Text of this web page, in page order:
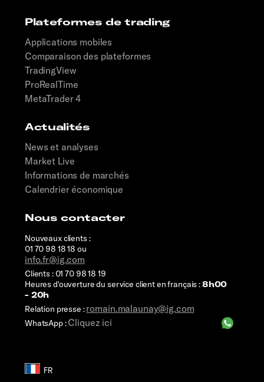
Plateformes de trading
Applications mobiles
Comparaison des plateformes
TradingView
ProRealTime
MetaTrader 4
Actualités
News et analyses
Market Live
Informations de marchés
Calendrier économique
Nous contacter
Nouveaux clients :
01 70 98 18 18 ou
info.fr@ig.com
Clients : 01 70 98 18 19
Heures d'ouverture du service client en français :8h00
- 20h
Relation presse :romain.malaunay@ig.com
WhatsApp :Cliquez ici